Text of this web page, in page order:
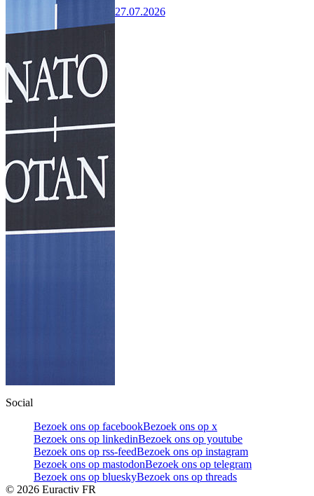
27.07.2026
Social
Bezoek ons op facebookBezoek ons op x
Bezoek ons op linkedinBezoek ons op youtube
Bezoek ons op rss-feedBezoek ons op instagram
Bezoek ons op mastodonBezoek ons op telegram
Bezoek ons op blueskyBezoek ons op threads
© 2026 Euractiv FR